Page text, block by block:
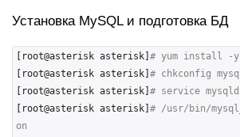
Установка MySQL и подготовка БД
[root@asterisk asterisk] # yum install -y
[root@asterisk asterisk] # chkconfig
[root@asterisk asterisk] # service
[root@asterisk asterisk] # /usr/bin/
on